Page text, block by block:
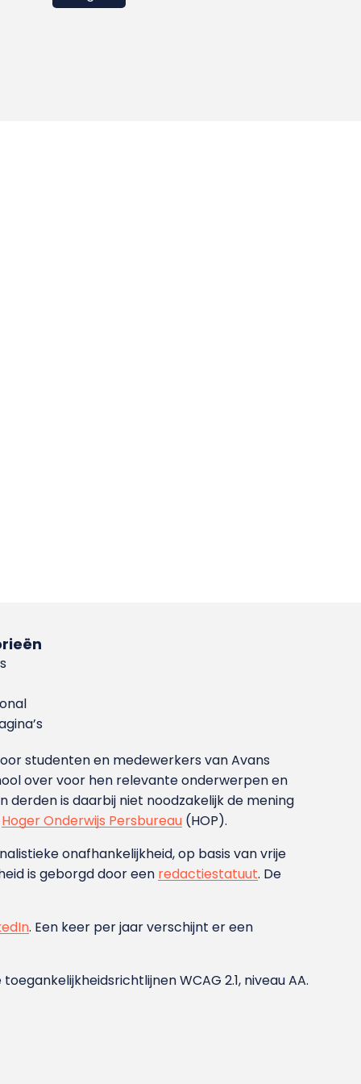
studenten en medewerkers van Avans
over voor hen relevante onderwerpen en
is daarbij niet noodzakelijk de mening
Hoger Onderwijs Persbureau (HOP).
onafhankelijkheid, op basis van vrije
is geborgd door een redactiestatuut. De
. Een keer per jaar verschijnt er een
WCAG 2.1, niveau AA.